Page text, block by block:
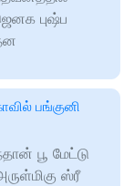
புஷ்ப
பங்குனி
பூ மேட்டு
ஸ்ரீ